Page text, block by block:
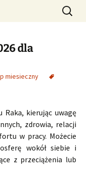
i
astrologiczne
Szukaj:
dla
miesieczny
Raka, kierując uwagę
zdrowia, relacji
w pracy. Możecie
wokół siebie i
z przeciążenia lub